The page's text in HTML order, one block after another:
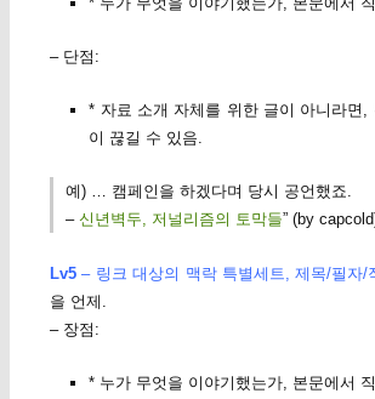
– 단점:
* 자료 소개 자체를 위한 글이 아니라면,
이 끊길 수 있음.
예) … 캠페인을 하겠다며 당시 공언했죠.
– 신년벽두, 저널리즘의 토막들” (by
Lv5– 링크 대상의 맥락 특별세트, 제목/필자/
을 언제.
– 장점:
* 누가 무엇을 이야기했는가, 본문에서